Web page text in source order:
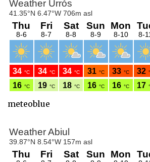
meteoblue